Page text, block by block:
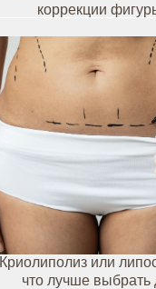
коррекции
Криолиполиз или
что лучше выбрать